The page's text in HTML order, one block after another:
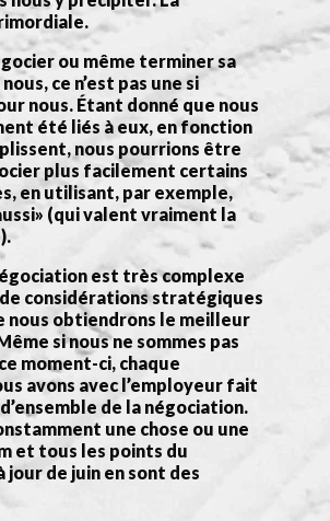
ou même terminer sa
ce n’est pas une si
nous. Étant donné que nous
été liés à eux, en fonction
nous pourrions être
plus facilement certains
en utilisant, par exemple,
(qui valent vraiment la
est très complexe
considérations stratégiques
nous obtiendrons le meilleur
si nous ne sommes pas
moment-ci, chaque
avons avec l’employeur fait
de la négociation.
une chose ou une
et tous les points du
jour de juin en sont des